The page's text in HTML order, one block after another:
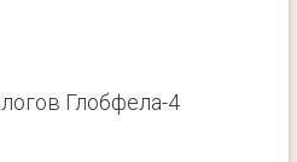
Глобфела-4